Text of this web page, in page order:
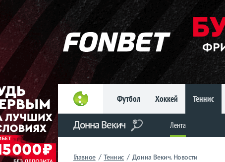
Футбол Хоккей Теннис
Донна Векич Лента
Главное / Теннис / Донна Векич. Новости
Главное
Фрибет
до 15
000 ₽
Новым
игрокам, без
условий
Футбол
Хоккей
Прогнозы